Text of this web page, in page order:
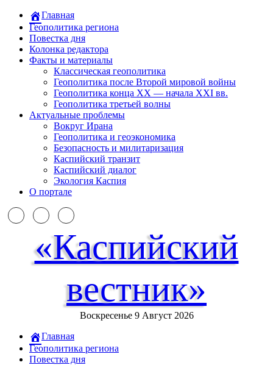
Главная
Геополитика региона
Повестка дня
Колонка редактора
Факты и материалы
Классическая геополитика
Геополитика после Второй мировой войны
Геополитика конца XX — начала XXI вв.
Геополитика третьей волны
Актуальные проблемы
Вокруг Ирана
Геополитика и геоэкономика
Безопасность и милитаризация
Каспийский транзит
Каспийский диалог
Экология Каспия
О портале
«Каспийский
вестник»
Воскресенье 9 Август 2026
Главная
Геополитика региона
Повестка дня